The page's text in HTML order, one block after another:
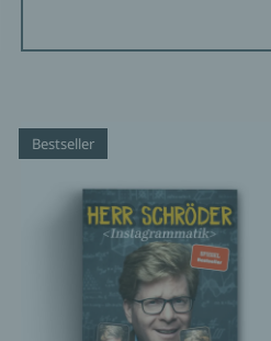
Bestseller